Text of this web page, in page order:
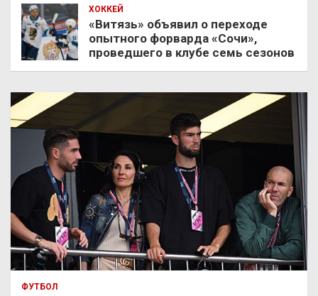
ХОККЕЙ
«Витязь» объявил о переходе
опытного форварда «Сочи»,
проведшего в клубе семь сезонов
ФУТБОЛ